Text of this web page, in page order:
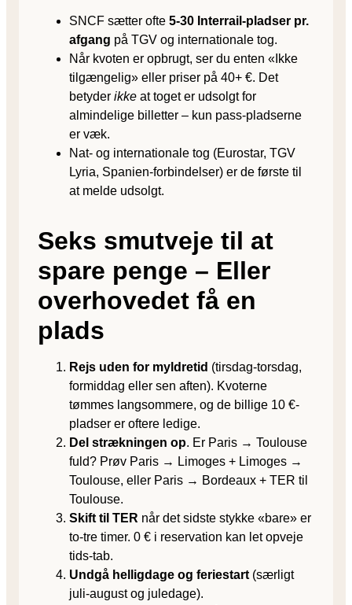
SNCF sætter ofte 5-30 Interrail-pladser pr.
afgang på TGV og internationale tog.
Når kvoten er opbrugt, ser du enten «Ikke
tilgængelig» eller priser på 40+ €. Det
betyder ikke at toget er udsolgt for
almindelige billetter – kun pass-pladserne
er væk.
Nat- og internationale tog (Eurostar, TGV
Lyria, Spanien-forbindelser) er de første til
at melde udsolgt.
Seks smutveje til at
spare penge – Eller
overhovedet få en
plads
Rejs uden for myldretid (tirsdag-torsdag,
formiddag eller sen aften). Kvoterne
tømmes langsommere, og de billige 10 €-
pladser er oftere ledige.
Del strækningen op. Er Paris → Toulouse
fuld? Prøv Paris → Limoges + Limoges →
Toulouse, eller Paris → Bordeaux + TER til
Toulouse.
Skift til TER når det sidste stykke «bare» er
to-tre timer. 0 € i reservation kan let opveje
tids-tab.
Undgå helligdage og feriestart (særligt
juli-august og juledage).